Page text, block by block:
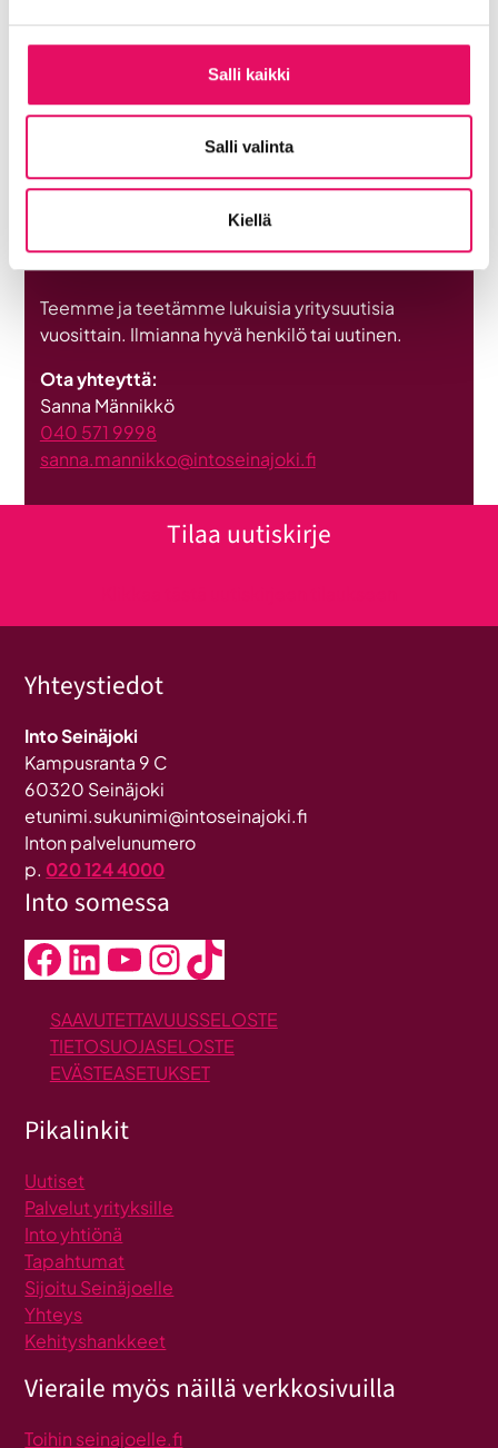
Salli kaikki
Salli valinta
Kiellä
Katso tulevat tapahtumat
valmennuksia, jotka edistävät yritysten
liiketoimintaa ja ihmisten verkostoitumista.
Siirry tapahtumat-sivulle
Tarjoa yritysuutisia
Teemme ja teetämme lukuisia yritysuutisia
vuosittain. Ilmianna hyvä henkilö tai uutinen.
Ota yhteyttä:
Sanna Männikkö
040 571 9998
sanna.mannikko@intoseinajoki.fi
Tilaa uutiskirje
Yhteystiedot
Into Seinäjoki
Kampusranta 9 C
60320 Seinäjoki
etunimi.sukunimi@intoseinajoki.fi
Inton palvelunumero
p. 020 124 4000
Into somessa
Facebook LinkedIn YouTube InstagramTikTok
SAAVUTETTAVUUSSELOSTE
TIETOSUOJASELOSTE
EVÄSTEASETUKSET
Pikalinkit
Uutiset
Palvelut yrityksille
Into yhtiönä
Tapahtumat
Sijoitu Seinäjoelle
Yhteys
Kehityshankkeet
Vieraile myös näillä verkkosivuilla
Toihin seinajoelle.fi